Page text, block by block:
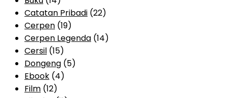
Catatan Pribadi (22)
Cerpen (19)
Cerpen Legenda (14)
Cersil (15)
Dongeng (5)
Ebook (4)
Film (12)